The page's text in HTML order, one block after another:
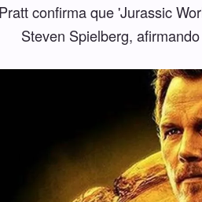
confirma que 'Jurassic
Steven Spielberg,